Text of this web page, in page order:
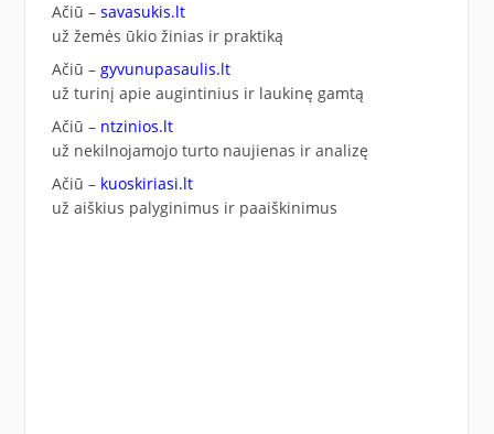
Ačiū – savasukis.lt
už žemės ūkio žinias ir praktiką
Ačiū – gyvunupasaulis.lt
už turinį apie augintinius ir laukinę gamtą
Ačiū – ntzinios.lt
už nekilnojamojo turto naujienas ir analizę
Ačiū – kuoskiriasi.lt
už aiškius palyginimus ir paaiškinimus